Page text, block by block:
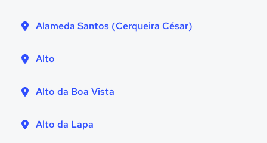
Alameda Santos (Cerqueira César)
Alto
Alto da Boa Vista
Alto da Lapa